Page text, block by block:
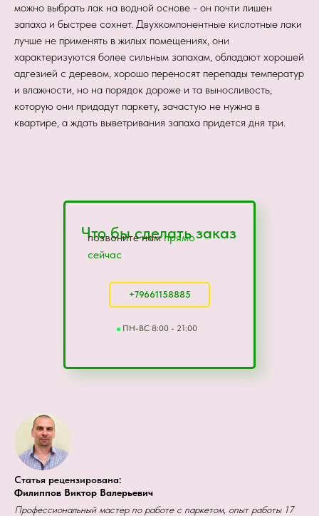
можно выбрать лак на водной основе - он почти лишен
запаха и быстрее сохнет. Двухкомпонентные кислотные лаки
лучше не применять в жилых помещениях, они
характеризуются более сильным запахам, обладают хорошей
адгезией с деревом, хорошо переносят перепады температур
и влажности, но на порядок дороже и та выносливость,
которую они придадут паркету, зачастую не нужна в
квартире, а ждать выветривания запаха придется дня три.
Что бы сделать заказ
позвоните нампрямо
сейчас
ПН-ВС 8:00 - 21:00
+79661158885
Статья рецензирована:
Филиппов Виктор Валерьевич
Профессиональный мастер по работе с паркетом, опыт работы 17